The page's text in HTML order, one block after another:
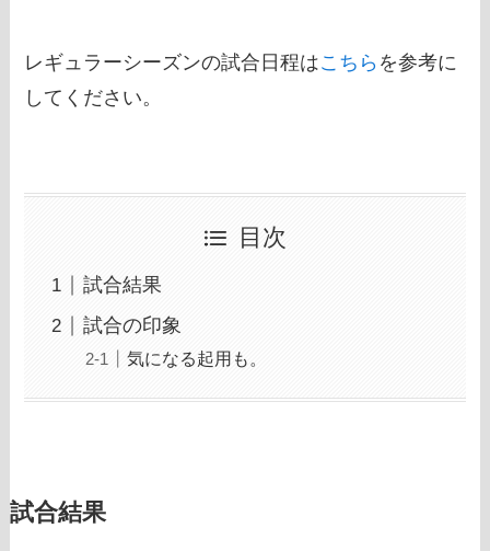
レギュラーシーズンの試合日程はこちら を参考に
してください。
目次
試合結果
試合の印象
気になる起用も。
試合結果